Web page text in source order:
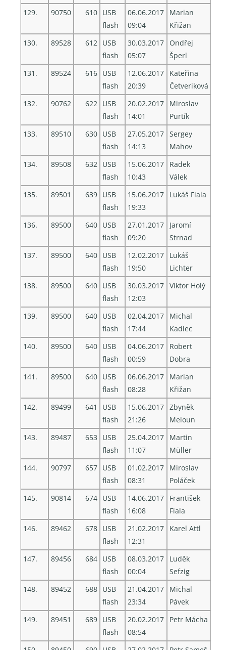
129.
90750 610 USB
flash
06.06.2017
09:04
Marian
Křižan
130.
89528 612 USB
flash
30.03.2017
05:07
Ondřej
Šperl
131.
89524 616 USB
flash
12.06.2017
20:39
Kateřina
Četveriková
132.
90762 622 USB
flash
20.02.2017
14:01
Miroslav
Purtík
133.
89510 630 USB
flash
27.05.2017
14:13
Sergey
Mahov
134.
89508 632 USB
flash
15.06.2017
10:43
Radek
Válek
135.
89501 639 USB
flash
15.06.2017
19:33
Lukáš Fiala
136. 89500 640 USB
flash
27.01.2017
09:20
Jaromí
Strnad
137.
89500 640 USB
flash
12.02.2017
19:50
Lukáš
Lichter
138.
89500 640 USB
flash
30.03.2017
12:03
Viktor Holý
139. 89500 640 USB
flash
02.04.2017
17:44
Michal
Kadlec
140.
89500 640 USB
flash
04.06.2017
00:59
Robert
Dobra
141.
89500 640 USB
flash
06.06.2017
08:28
Marian
Křižan
142.
89499 641
USB
flash
15.06.2017
21:26
Zbyněk
Meloun
143.
89487 653
USB
flash
25.04.2017
11:07
Martin
Müller
144.
90797 657 USB
flash
01.02.2017
08:31
Miroslav
Poláček
145.
90814 674 USB
flash
14.06.2017
16:08
František
Fiala
146.
89462 678 USB
flash
21.02.2017
12:31
Karel Attl
147. 89456 684 USB
flash
08.03.2017
00:04
Luděk
Sefzig
148.
89452 688 USB
flash
21.04.2017
23:34
Michal
Pávek
149.
89451 689 USB
flash
20.02.2017
08:54
Petr Mácha